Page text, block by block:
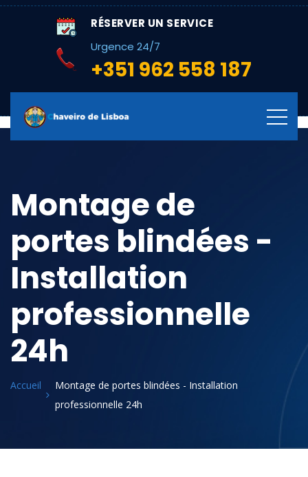
RÉSERVER UN SERVICE
Urgence 24/7
+351 962 558 187
Montage de
portes blindées -
Installation
professionnelle
24h
Accueil
Montage de portes blindées - Installation
professionnelle 24h